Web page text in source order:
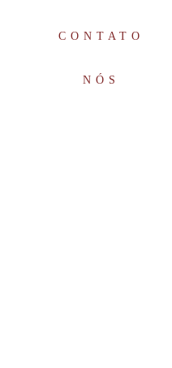
CONTATO
NÓS